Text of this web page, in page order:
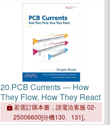
20.PCB Currents ― How
They Flow, How They React
若需訂購本書，請電洽客服 02-
25006600[分機130、131]。